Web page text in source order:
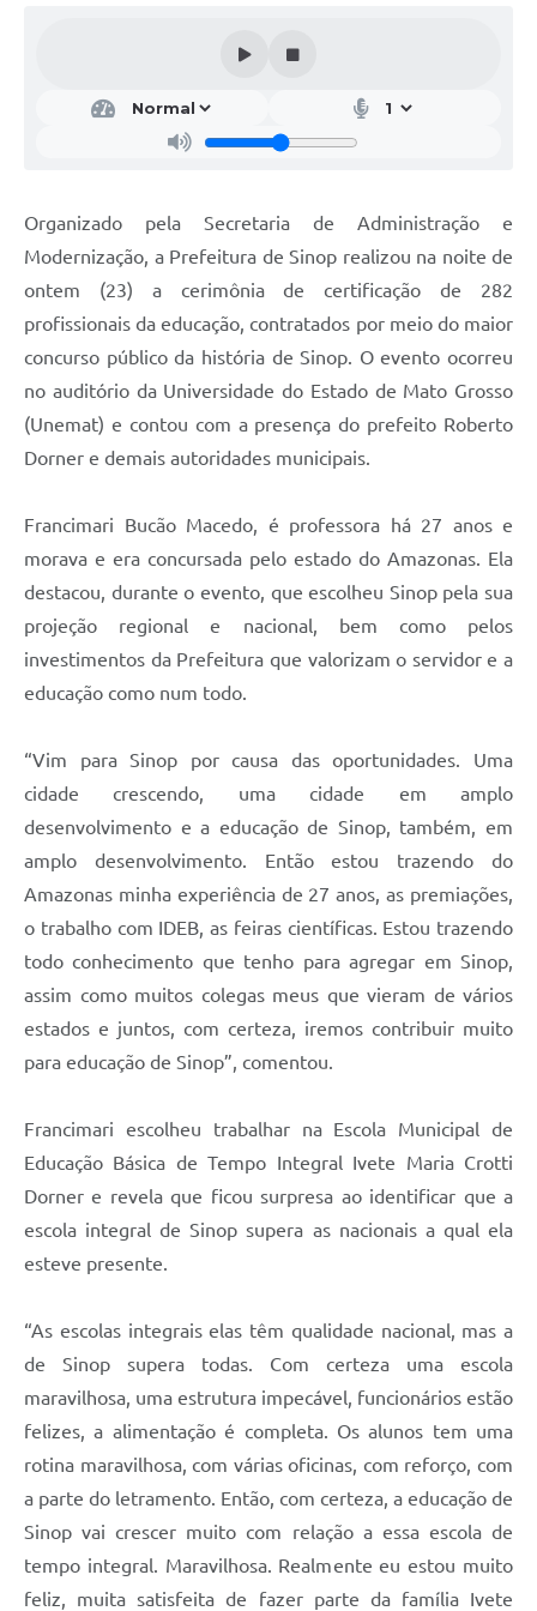
Organizado pela Secretaria de Administração e
Modernização, a Prefeitura de Sinop realizou na noite de
ontem (23) a cerimônia de certificação de 282
profissionais da educação, contratados por meio do maior
concurso público da história de Sinop. O evento ocorreu
no auditório da Universidade do Estado de Mato Grosso
(Unemat) e contou com a presença do prefeito Roberto
Dorner e demais autoridades municipais.
Francimari Bucão Macedo, é professora há 27 anos e
morava e era concursada pelo estado do Amazonas. Ela
destacou, durante o evento, que escolheu Sinop pela sua
projeção regional e nacional, bem como pelos
investimentos da Prefeitura que valorizam o servidor e a
educação como num todo.
“Vim para Sinop por causa das oportunidades. Uma
cidade crescendo, uma cidade em amplo
desenvolvimento e a educação de Sinop, também, em
amplo desenvolvimento. Então estou trazendo do
Amazonas minha experiência de 27 anos, as premiações,
o trabalho com IDEB, as feiras científicas. Estou trazendo
todo conhecimento que tenho para agregar em Sinop,
assim como muitos colegas meus que vieram de vários
estados e juntos, com certeza, iremos contribuir muito
para educação de Sinop”, comentou.
Francimari escolheu trabalhar na Escola Municipal de
Educação Básica de Tempo Integral Ivete Maria Crotti
Dorner e revela que ficou surpresa ao identificar que a
escola integral de Sinop supera as nacionais a qual ela
esteve presente.
“As escolas integrais elas têm qualidade nacional, mas a
de Sinop supera todas. Com certeza uma escola
maravilhosa, uma estrutura impecável, funcionários estão
felizes, a alimentação é completa. Os alunos tem uma
rotina maravilhosa, com várias oficinas, com reforço, com
a parte do letramento. Então, com certeza, a educação de
Sinop vai crescer muito com relação a essa escola de
tempo integral. Maravilhosa. Realmente eu estou muito
feliz, muita satisfeita de fazer parte da família Ivete